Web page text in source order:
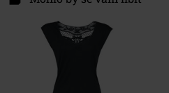
Značka
Hmotnost/Gramáž - trička
49835 Wietmarschen
Germany
info@forplay.shop